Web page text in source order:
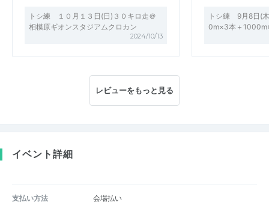
トシ練 １０月１３日(日)３０キロ走＠
相模原ギオンスタジアムクロカン
2024/10/13
トシ練 9月8日(
0m×3本＋1000m
レビューをもっと見る
イベント詳細
支払い方法 会場払い